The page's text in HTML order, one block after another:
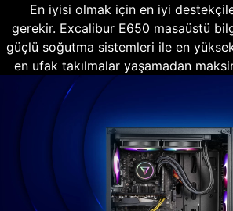
En iyisi olmak için en iyi
gerekir. Excalibur E650 masaüstü
güçlü soğutma sistemleri ile en
en ufak takılmalar yaşamadan